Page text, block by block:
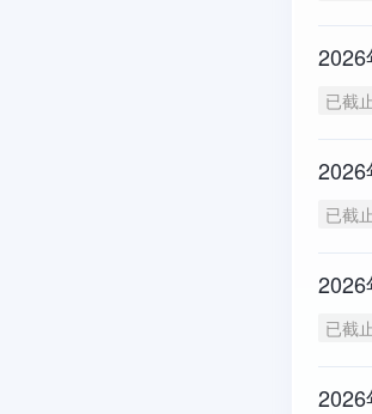
已截止
已截止
已截止